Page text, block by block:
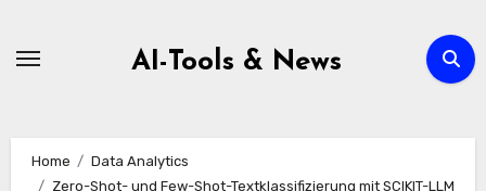
AI-Tools & News
Home
Data Analytics
Zero-Shot- und Few-Shot-Textklassifizierung mit SCIKIT-LLM